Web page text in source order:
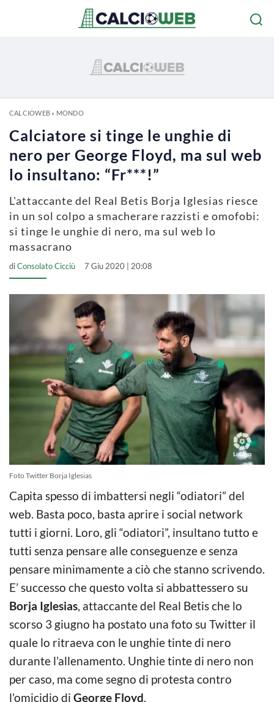
CALCIOWEB» MONDO
Calciatore si tinge le unghie di
nero per George Floyd, ma sul web
lo insultano: “Fr***!”
L'attaccante del Real Betis Borja Iglesias riesce
in un sol colpo a smacherare razzisti e omofobi:
si tinge le unghie di nero, ma sul web lo
massacrano
diConsolato Cicciù 7 Giu 2020 | 20:08
Foto Twitter Borja Iglesias
Capita spesso di imbattersi negli “odiatori” del
web. Basta poco, basta aprire i social network
tutti i giorni. Loro, gli “odiatori”, insultano tutto e
tutti senza pensare alle conseguenze e senza
pensare minimamente a ciò che stanno scrivendo.
E’ successo che questo volta si abbattessero su
Borja Iglesias, attaccante del Real Betis che lo
scorso 3 giugno ha postato una foto su Twitter il
quale lo ritraeva con le unghie tinte di nero
durante l’allenamento. Unghie tinte di nero non
per caso, ma come segno di protesta contro
l’omicidio di George Floyd.